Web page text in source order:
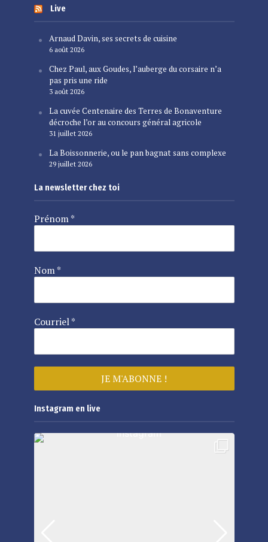
Live
Arnaud Davin, ses secrets de cuisine
6 août 2026
Chez Paul, aux Goudes, l’auberge du corsaire n’a
pas pris une ride
3 août 2026
La cuvée Centenaire des Terres de Bonaventure
décroche l’or au concours général agricole
31 juillet 2026
La Boissonnerie, ou le pan bagnat sans complexe
29 juillet 2026
La newsletter chez toi
Prénom*
Nom*
Courriel*
Instagram en live